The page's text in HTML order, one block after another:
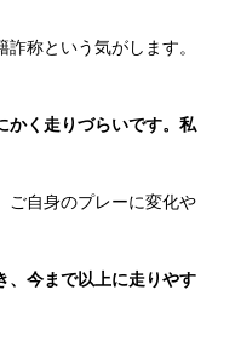
称という気がします。
かく走りづらいです。私
自身のプレーに変化や
、今まで以上に走りやす